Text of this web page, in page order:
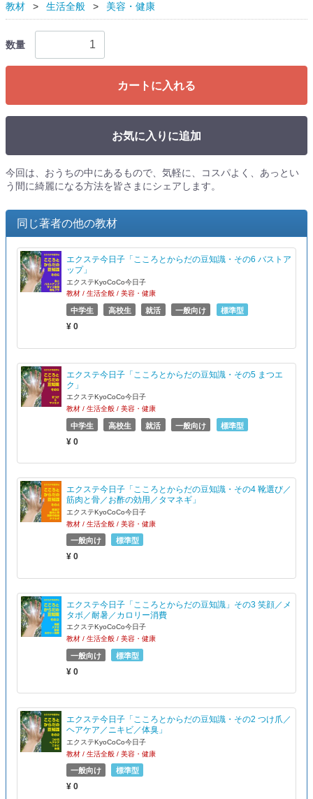
教材
生活全般 美容・健康
数量
カートに入れる
お気に入りに追加
今回は、おうちの中にあるもので、気軽に、コスパよく、あっとい
う間に綺麗になる方法を皆さまにシェアします。
同じ著者の他の教材
エクステ今日子「こころとからだの豆知識・その6 バストア
ップ」
エクステKyoCoCo今日子
教材 / 生活全般 / 美容・健康
中学生 高校生 就活 一般向け 標準型
¥ 0
エクステ今日子「こころとからだの豆知識・その5 まつエ
ク」
エクステKyoCoCo今日子
教材 / 生活全般 / 美容・健康
中学生 高校生 就活 一般向け 標準型
¥ 0
エクステ今日子「こころとからだの豆知識・その4 靴選び／
筋肉と骨／お酢の効用／タマネギ」
エクステKyoCoCo今日子
教材 / 生活全般 / 美容・健康
一般向け 標準型
¥ 0
エクステ今日子「こころとからだの豆知識」その3 笑顔／メ
タボ／耐暑／カロリー消費
エクステKyoCoCo今日子
教材 / 生活全般 / 美容・健康
一般向け 標準型
¥ 0
エクステ今日子「こころとからだの豆知識・その2 つけ爪／
ヘアケア／ニキビ／体臭」
エクステKyoCoCo今日子
教材 / 生活全般 / 美容・健康
一般向け 標準型
¥ 0